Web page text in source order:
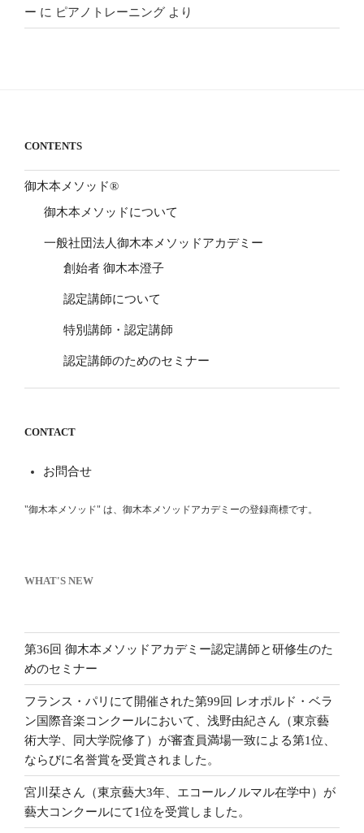
ー に ピアノトレーニング より
CONTENTS
御木本メソッド®
御木本メソッドについて
一般社団法人御木本メソッドアカデミー
創始者 御木本澄子
認定講師について
特別講師・認定講師
認定講師のためのセミナー
CONTACT
お問合せ
"御木本メソッド" は、御木本メソッドアカデミーの登録商標です。
WHAT'S NEW
第36回 御木本メソッドアカデミー認定講師と研修生のた
めのセミナー
フランス・パリにて開催された第99回 レオポルド・ベラ
ン国際音楽コンクールにおいて、浅野由紀さん（東京藝
術大学、同大学院修了）が審査員満場一致による第1位、
ならびに名誉賞を受賞されました。
宮川栞さん（東京藝大3年、エコールノルマル在学中）が
藝大コンクールにて1位を受賞しました。